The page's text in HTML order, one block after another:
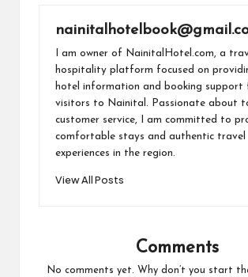
I am owner of NainitalHotel.com, a
hospitality platform focused on
hotel information and booking support
visitors to Nainital. Passionate about
customer service, I am committed to
comfortable stays and authentic travel
experiences in the region.
View All Posts
Comments
No comments yet. Why don’t you start